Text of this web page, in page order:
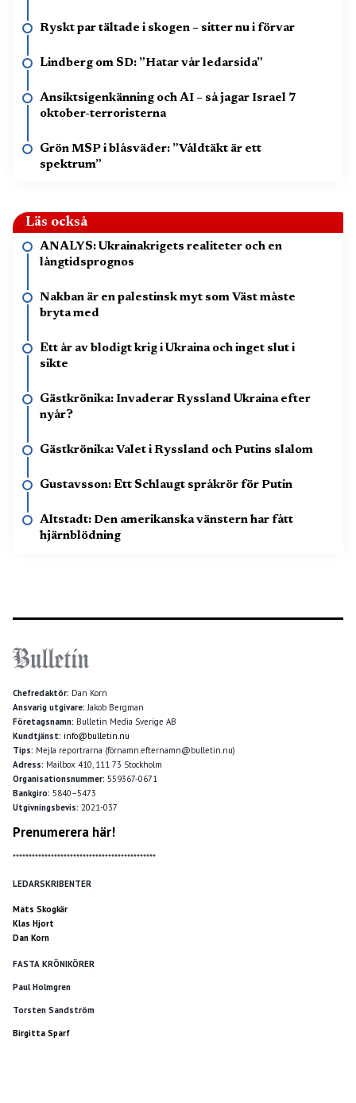
Ryskt par tältade i skogen – sitter nu i förvar
Lindberg om SD: ”Hatar vår ledarsida”
Ansiktsigenkänning och AI – så jagar Israel 7
oktober-terroristerna
Grön MSP i blåsväder: ”Våldtäkt är ett
spektrum”
Läs också
ANALYS: Ukrainakrigets realiteter och en
långtidsprognos
Nakban är en palestinsk myt som Väst måste
bryta med
Ett år av blodigt krig i Ukraina och inget slut i
sikte
Gästkrönika: Invaderar Ryssland Ukraina efter
nyår?
Gästkrönika: Valet i Ryssland och Putins slalom
Gustavsson: Ett Schlaugt språkrör för Putin
Altstadt: Den amerikanska vänstern har fått
hjärnblödning
Chefredaktör: Dan Korn
Ansvarig utgivare: Jakob Bergman
Företagsnamn: Bulletin Media Sverige AB
Kundtjänst: info@bulletin.nu
Tips: Mejla reportrarna (förnamn.efternamn@bulletin.nu)
Adress: Mailbox 410, 111 73 Stockholm
Organisationsnummer: 559367-0671
Bankgiro: 5840–5473
Utgivningsbevis: 2021-037
Prenumerera här!
*********************************************
LEDARSKRIBENTER
Mats Skogkär
Klas Hjort
Dan Korn
FASTA KRÖNIKÖRER
Paul Holmgren
Torsten Sandström
Birgitta Sparf